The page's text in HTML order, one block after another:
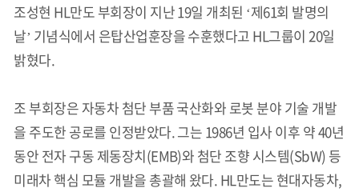
조성현 HL만도 부회장이 지난 19일 개최된 ‘제61회 발명의
날’ 기념식에서 은탑산업훈장을 수훈했다고 HL그룹이 20일
밝혔다.
조 부회장은 자동차 첨단 부품 국산화와 로봇 분야 기술 개발
을 주도한 공로를 인정받았다. 그는 1986년 입사 이후 약 40년
동안 전자 구동 제동장치(EMB)와 첨단 조향 시스템(SbW) 등
미래차 핵심 모듈 개발을 총괄해 왔다. HL만도는 현대자동차,